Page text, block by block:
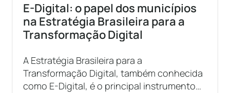
E-Digital: o papel dos municípios
na Estratégia Brasileira para a
Transformação Digital
A Estratégia Brasileira para a
Transformação Digital, também conhecida
como E-Digital, é o principal instrumento